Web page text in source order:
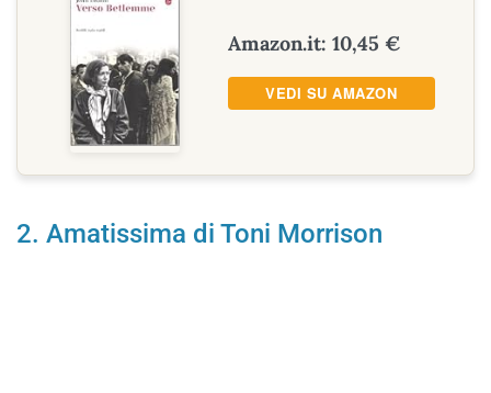
Amazon.it: 10,45 €
VEDI SU AMAZON
2. Amatissima di Toni Morrison